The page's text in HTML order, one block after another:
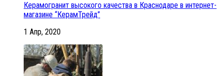
Керамогранит высокого качества в Краснодаре в интернет-
магазине “КерамТрейд”
1 Апр, 2020